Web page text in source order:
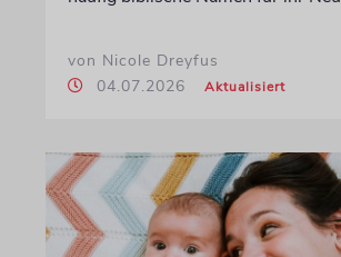
von Nicole Dreyfus
04.07.2026
Aktualisiert